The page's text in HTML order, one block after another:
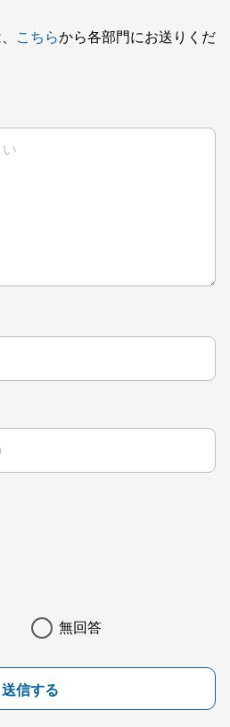
こちらから各部門にお送りくだ
無回答
送信する